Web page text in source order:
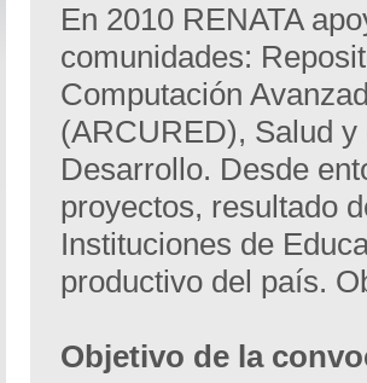
En 2010 RENATA
comunidades:
Computación
(ARCURED), Salud
Desarrollo. Desde
proyectos, resultado
Instituciones de
productivo del país.
Objetivo de la